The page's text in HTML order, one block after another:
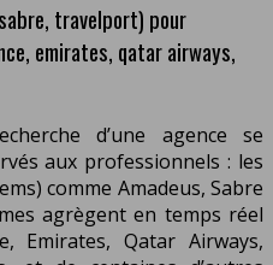
travelport) pour
emirates, qatar airways,
d’une agence se
aux professionnels : les
comme Amadeus, Sabre
agrègent en temps réel
Emirates, Qatar Airways,